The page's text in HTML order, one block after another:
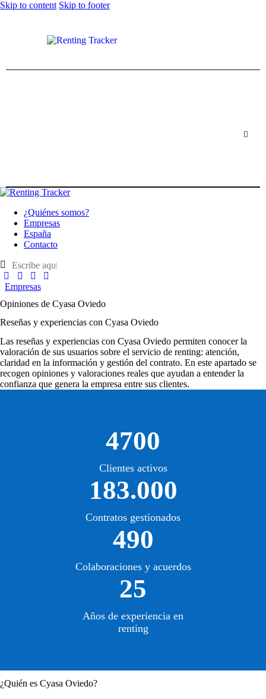
Skip to content Skip to footer
¿Quiénes somos?
Empresas
España
Contacto
Empresas
Opiniones de Cyasa Oviedo
Reseñas y experiencias con Cyasa Oviedo
Las reseñas y experiencias con Cyasa Oviedo permiten conocer la
valoración de sus usuarios sobre el servicio de renting: atención,
claridad en la información y gestión del contrato. En este apartado se
recogen opiniones y valoraciones reales que ayudan a entender la
confianza que genera la empresa entre sus clientes.
4700
Clientes activos
183.000
Contratos gestionados
490
Colaboraciones y acuerdos
25
Años de experiencia en
renting
¿Quién es Cyasa Oviedo?